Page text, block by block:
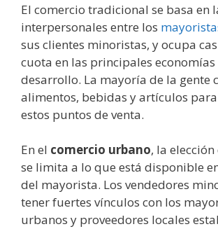
El comercio tradicional se basa en
interpersonales entre los
sus clientes minoristas, y ocupa
cuota en las principales economías
desarrollo. La mayoría de la gente
alimentos, bebidas y artículos
estos puntos de venta.
En el comercio urbano, la
se limita a lo que está disponible
del mayorista. Los vendedores
tener fuertes vínculos con los
urbanos y proveedores locales